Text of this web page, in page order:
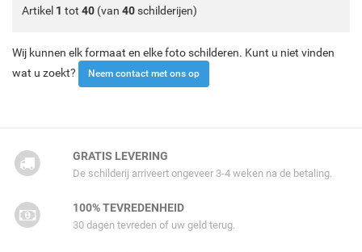
Artikel 1 tot 40 (van 40schilderijen)
Wij kunnen elk formaat en elke foto schilderen. Kunt u niet vinden
wat u zoekt?
Neem contact met ons op
GRATIS LEVERING
De schilderij arriveert ongeveer 3-4 weken na de betaling.
100% TEVREDENHEID
30 dagen tevreden of uw geld terug.